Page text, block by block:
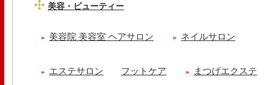
美容・ビューティー
美容院 美容室 ヘアサロン ネイルサロン
エステサロン フットケア まつげエクステ